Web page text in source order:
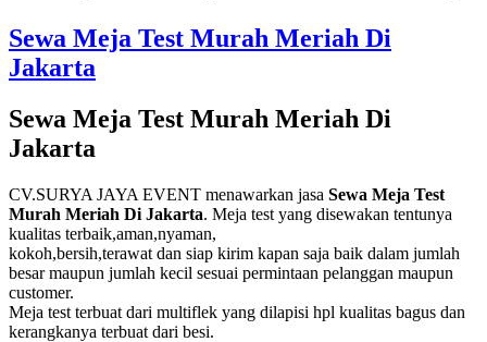
Sewa Meja Test Murah Meriah Di
Jakarta
Sewa Meja Test Murah Meriah Di
Jakarta
CV.SURYA JAYA EVENT menawarkan jasa Sewa Meja Test
Murah Meriah Di Jakarta. Meja test yang disewakan tentunya
kualitas terbaik,aman,nyaman,
kokoh,bersih,terawat dan siap kirim kapan saja baik dalam jumlah
besar maupun jumlah kecil sesuai permintaan pelanggan maupun
customer.
Meja test terbuat dari multiflek yang dilapisi hpl kualitas bagus dan
kerangkanya terbuat dari besi.